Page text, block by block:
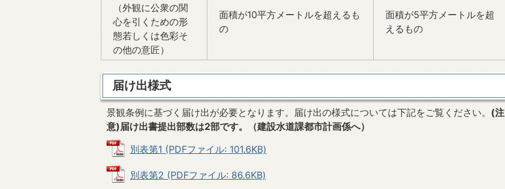
（外観に公衆の関
心を引くための形
態若しくは色彩そ
の他の意匠）
面積が10平方メートルを超えるも
の
面積が5平方メートルを超
えるもの
届け出様式
景観条例に基づく届け出が必要となります。届け出の様式については下記をご覧ください。 (注
意)届け出書提出部数は2部です。（建設水道課都市計画係へ）
別表第1 (PDFファイル: 101.6KB)
別表第2 (PDFファイル: 86.6KB)